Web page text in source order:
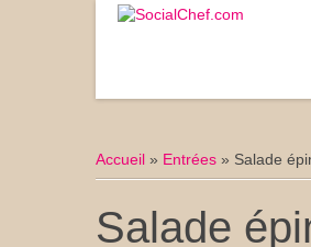
Accueil » Entrées » Salade
Salade